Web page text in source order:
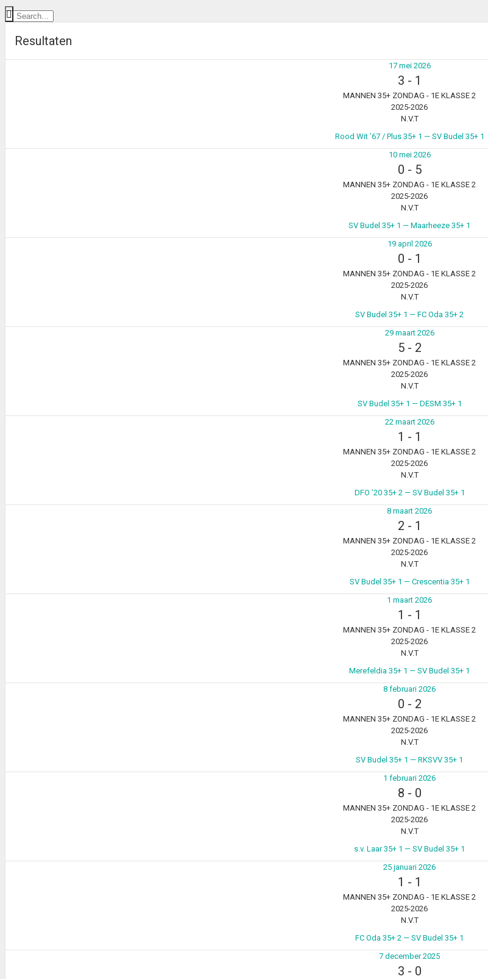
Resultaten
17 mei 2026
3 - 1
MANNEN 35+ ZONDAG - 1E KLASSE 2
2025-2026
N.V.T
Rood Wit ’67 / Plus 35+ 1 — SV Budel 35+ 1
10 mei 2026
0 - 5
MANNEN 35+ ZONDAG - 1E KLASSE 2
2025-2026
N.V.T
SV Budel 35+ 1 — Maarheeze 35+ 1
19 april 2026
0 - 1
MANNEN 35+ ZONDAG - 1E KLASSE 2
2025-2026
N.V.T
SV Budel 35+ 1 — FC Oda 35+ 2
29 maart 2026
5- 2
MANNEN 35+ ZONDAG - 1E KLASSE 2
2025-2026
N.V.T
SV Budel 35+ 1 — DESM 35+ 1
22 maart 2026
1 - 1
MANNEN 35+ ZONDAG - 1E KLASSE 2
2025-2026
N.V.T
DFO ’20 35+ 2 — SV Budel 35+ 1
8 maart 2026
2 - 1
MANNEN 35+ ZONDAG - 1E KLASSE 2
2025-2026
N.V.T
SV Budel 35+ 1 — Crescentia 35+ 1
1 maart 2026
1 - 1
MANNEN 35+ ZONDAG - 1E KLASSE 2
2025-2026
N.V.T
Merefeldia 35+ 1 — SV Budel 35+ 1
8 februari 2026
0 - 2
MANNEN 35+ ZONDAG - 1E KLASSE 2
2025-2026
N.V.T
SV Budel 35+ 1 — RKSVV 35+ 1
1 februari 2026
8 - 0
MANNEN 35+ ZONDAG - 1E KLASSE 2
2025-2026
N.V.T
s.v. Laar 35+ 1 — SV Budel 35+ 1
25 januari 2026
1 - 1
MANNEN 35+ ZONDAG - 1E KLASSE 2
2025-2026
N.V.T
FC Oda 35+ 2 — SV Budel 35+ 1
7 december 2025
3 - 0